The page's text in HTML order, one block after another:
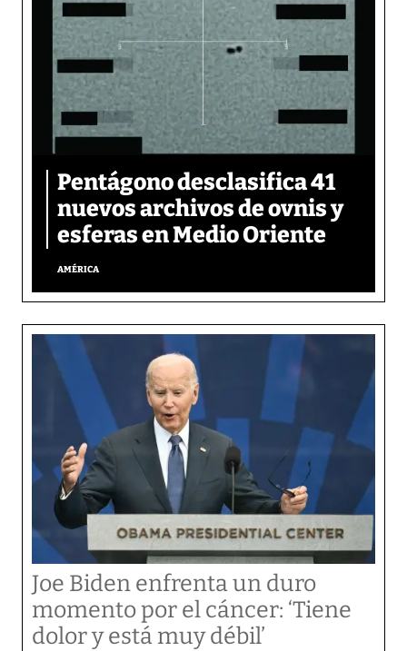
Pentágono desclasifica 41
nuevos archivos de ovnis y
esferas en Medio Oriente
AMÉRICA
Joe Biden enfrenta un duro
momento por el cáncer: ‘Tiene
dolor y está muy débil’